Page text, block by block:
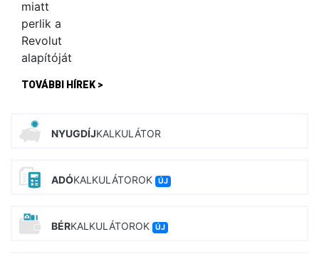
TOVÁBBI HÍREK >
NYUGDÍJKALKULÁTOR
ADÓKALKULÁTOROK ÚJ
BÉRKALKULÁTOROK ÚJ